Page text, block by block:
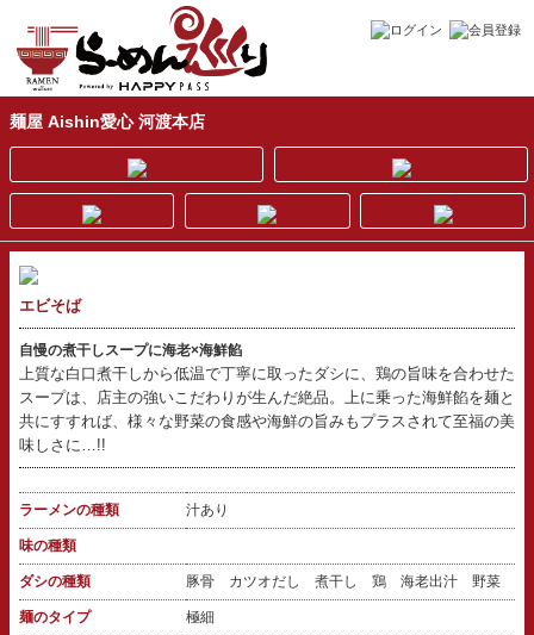
麺屋 Aishin愛心 河渡本店
エビそば
自慢の煮干しスープに海老×海鮮餡
上質な白口煮干しから低温で丁寧に取ったダシに、鶏の旨味を合わせた
スープは、店主の強いこだわりが生んだ絶品。上に乗った海鮮餡を麺と
共にすすれば、様々な野菜の食感や海鮮の旨みもプラスされて至福の美
味しさに…!!
ラーメンの種類 汁あり
味の種類
ダシの種類 豚骨 カツオだし 煮干し 鶏 海老出汁 野菜
麺のタイプ 極細